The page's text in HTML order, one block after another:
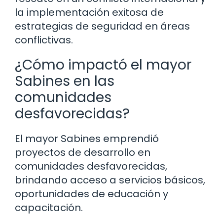
la implementación exitosa de
estrategias de seguridad en áreas
conflictivas.
¿Cómo impactó el mayor
Sabines en las
comunidades
desfavorecidas?
El mayor Sabines emprendió
proyectos de desarrollo en
comunidades desfavorecidas,
brindando acceso a servicios básicos,
oportunidades de educación y
capacitación.